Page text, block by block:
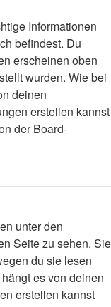
Informationen
befindest. Du
erscheinen oben
wurden. Wie bei
deinen
erstellen kannst
der Board-
unter den
Seite zu sehen. Sie
du sie lesen
es von deinen
erstellen kannst